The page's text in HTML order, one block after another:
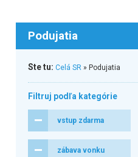
Podujatia
Ste tu: Celá SR» Podujatia
Filtruj podľa kategórie
vstup zdarma
zábava vonku